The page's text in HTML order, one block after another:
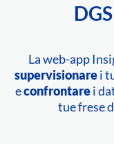
La web-app
supervisionarei
econfrontarei
tue frese